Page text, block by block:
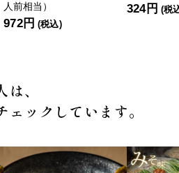
人前相当）
972円 (税込)
324円 (税
、
ェックしています。